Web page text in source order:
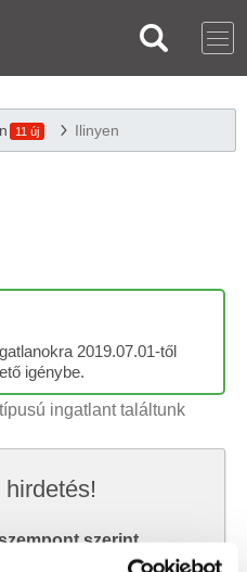
11 új Ilinyen
2019.07.01-től
igénybe.
ingatlant találtunk
szerint
amit keresel.